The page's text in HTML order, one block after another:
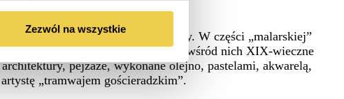
Zezwól na wszystkie
przypominająca miejsce pracy. W części „malarskiej”
z ulubionym motywem drzew. Są wśród nich XIX-wieczne
pejzaże, wykonane olejno, pastelami, akwarelą,
„tramwajem gościeradzkim”.